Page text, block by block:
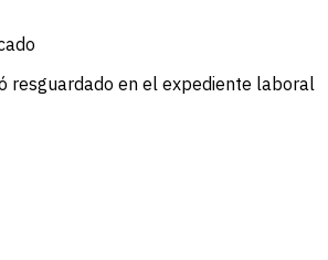
resguardado en el expediente laboral